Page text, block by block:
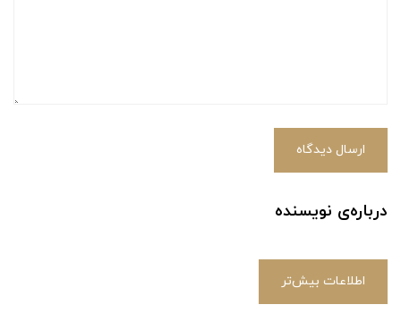
ارسال دیدگاه
درباره‌ی نویسنده
اطلاعات بیش‌تر